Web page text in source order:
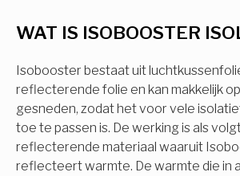
WAT IS ISOBOOSTER
Isobooster bestaat uit
reflecterende folie en kan makkelijk
gesneden, zodat het voor vele
toe te passen is. De werking is als
reflecterende materiaal waaruit
reflecteert warmte. De warmte die in